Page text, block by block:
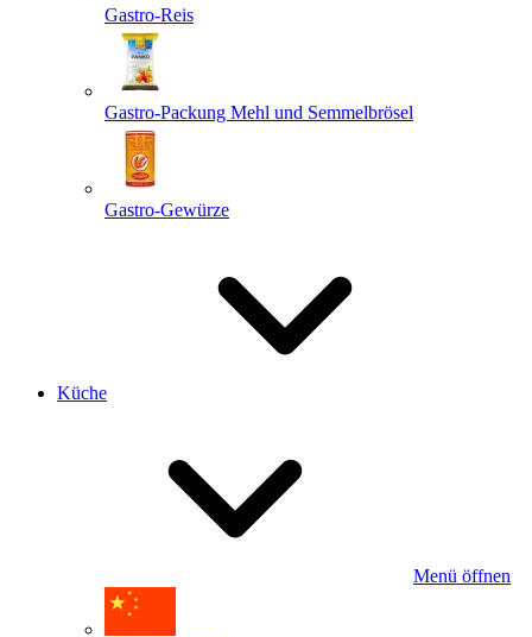
Gastro-Reis
Gastro-Packung Mehl und Semmelbrösel
Gastro-Gewürze
Küche
Menü öffnen